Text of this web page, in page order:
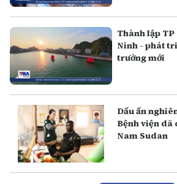
Thành lập TP
Ninh - phát
trưởng mới
Dấu ấn
Bệnh viện dã
Nam Sudan